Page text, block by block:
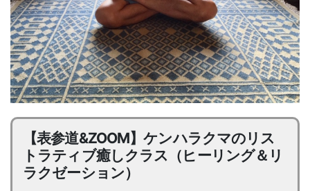
【表参道&ZOOM】ケンハラクマのリス
トラティブ癒しクラス（ヒーリング＆リ
ラクゼーション）